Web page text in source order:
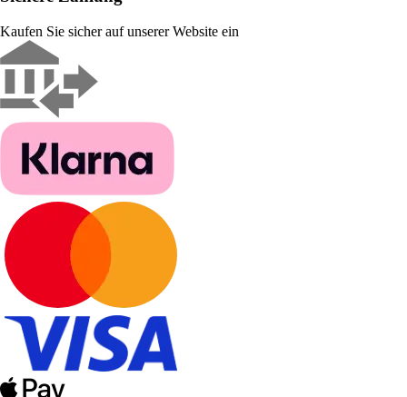
Kaufen Sie sicher auf unserer Website ein